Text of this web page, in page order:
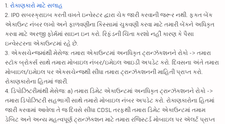
1. રોકાણકારો માટે સલાહ
2. IPO સબસ્ક્રાઇબ કરતી વખતે ઇન્વેસ્ટર દ્વારા ચેક જારી કરવાની જરૂર નથી. ફક્ત બેંક
એકાઉન્ટ નંબર લખો અને ફાળવણીના કિસ્સામાં ચુકવણી કરવા માટે તમારી બેંકને અધિકૃત
કરવા માટે અરજી ફોર્મમાં સાઇન ઇન કરો. રિફંડની ચિંતા કરશો નહીં કારણ કે પૈસા
ઇન્વેસ્ટરના એકાઉન્ટમાં રહે છે.
3. એક્સચેન્જમાંથી મેસેજ: તમારા એકાઉન્ટમાં અનધિકૃત ટ્રાન્ઝૅક્શનને રોકો -> તમારા
સ્ટૉક બ્રોકર્સ સાથે તમારા મોબાઇલ નંબર/ઇમેઇલ આઇડી અપડેટ કરો. દિવસના અંતે તમારા
મોબાઇલ/ઇમેઇલ પર એક્સચેન્જથી સીધા તમારા ટ્રાન્ઝૅક્શનની માહિતી પ્રાપ્ત કરો.
રોકાણકારોના હિતમાં જારી.
4. ડિપોઝિટરીમાંથી મેસેજ: a) તમારા ડિમેટ એકાઉન્ટમાં અનધિકૃત ટ્રાન્ઝૅક્શનને રોકો ->
તમારા ડિપોઝિટરી સહભાગી સાથે તમારો મોબાઇલ નંબર અપડેટ કરો. રોકાણકારોના હિતમાં
જારી કરવામાં આવેલા તે જ દિવસે સીધા CDSL તરફથી તમારા ડિમેટ એકાઉન્ટમાં તમામ
ડેબિટ અને અન્ય મહત્વપૂર્ણ ટ્રાન્ઝૅક્શન માટે તમારા રજિસ્ટર્ડ મોબાઇલ પર ઍલર્ટ પ્રાપ્ત